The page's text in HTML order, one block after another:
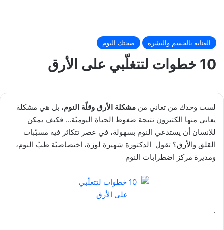
العناية بالجسم والبشرة صحتك اليوم
10 خطوات لتتغلّبي على الأرق
لست وحدك من تعاني من مشكلة الأرق وقلّة النوم، بل هي مشكلة
يعاني منها الكثيرون نتيجة ضغوظ الحياة اليوميّة… فكيف يمكن
للإنسان أن يستدعي النوم بسهولة، في عصر تتكاثر فيه مسبّبات
القلق والأرق؟ تقول الدكتورة شهيرة لوزة، اختصاصيّة طبّ النوم،
ومديرة مركز اضطرابات النوم
.